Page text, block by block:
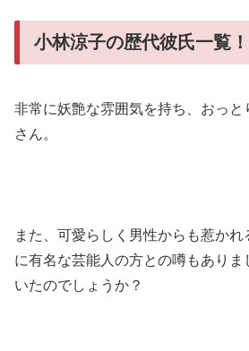
小林涼子の歴代彼氏一覧！
非常に妖艶な雰囲気を持ち、おっと
さん。
また、可愛らしく男性からも惹か
に有名な芸能人の方との噂もあり
いたのでしょうか？